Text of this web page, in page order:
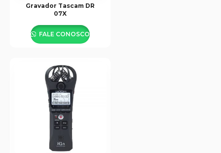
Gravador Tascam DR
07X
FALE CONOSCO